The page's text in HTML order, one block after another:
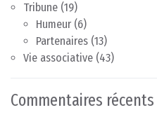
Tribune (19)
Humeur (6)
Partenaires (13)
Vie associative (43)
Commentaires récents